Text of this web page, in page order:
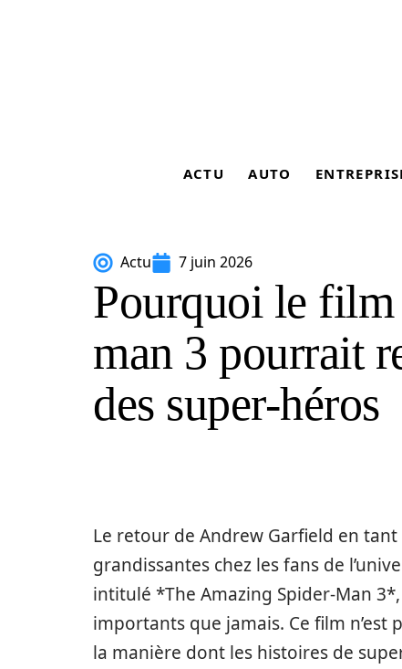
ACTU AUTO
Actu 7 juin 2026
Pourquoi le
man 3 pourrait
des super-héros
Le retour de Andrew Garfield en
grandissantes chez les fans de
intitulé *The Amazing Spider-Man
importants que jamais. Ce film
la manière dont les histoires de